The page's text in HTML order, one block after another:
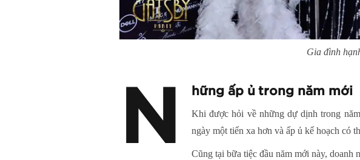
Gia đình
N hững ấp ủ trong năm mới
Khi được hỏi về những dự dịnh trong
ngày một tiến xa hơn và ấp ủ kế hoạch có
Cũng tại bữa tiệc đầu năm mới này,